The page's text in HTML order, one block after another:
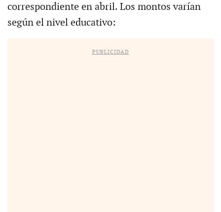
correspondiente en abril. Los montos varían
según el nivel educativo:
PUBLICIDAD